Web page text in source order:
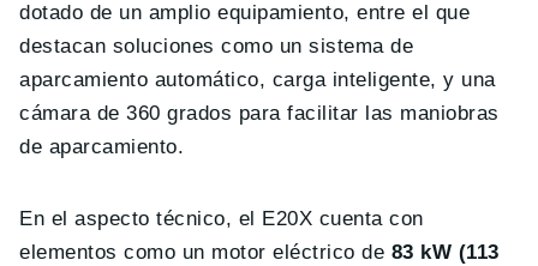
dotado de un amplio equipamiento, entre el que
destacan soluciones como un sistema de
aparcamiento automático, carga inteligente, y una
cámara de 360 grados para facilitar las maniobras
de aparcamiento.
En el aspecto técnico, el E20X cuenta con
elementos como un motor eléctrico de 83 kW (113